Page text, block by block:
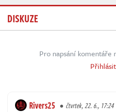
DISKUZE
Pro napsání komentáře
Rivers25 čtvrtek, 22. 6., 17:24